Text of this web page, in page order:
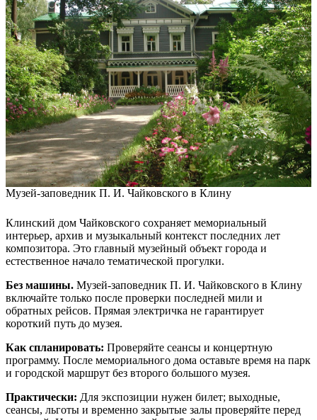
Музей-заповедник П. И. Чайковского в Клину
Клинский дом Чайковского сохраняет мемориальный
интерьер, архив и музыкальный контекст последних лет
композитора. Это главный музейный объект города и
естественное начало тематической прогулки.
Без машины. Музей-заповедник П. И. Чайковского в Клину
включайте только после проверки последней мили и
обратных рейсов. Прямая электричка не гарантирует
короткий путь до музея.
Как спланировать: Проверяйте сеансы и концертную
программу. После мемориального дома оставьте время на парк
и городской маршрут без второго большого музея.
Практически: Для экспозиции нужен билет; выходные,
сеансы, льготы и временно закрытые залы проверяйте перед